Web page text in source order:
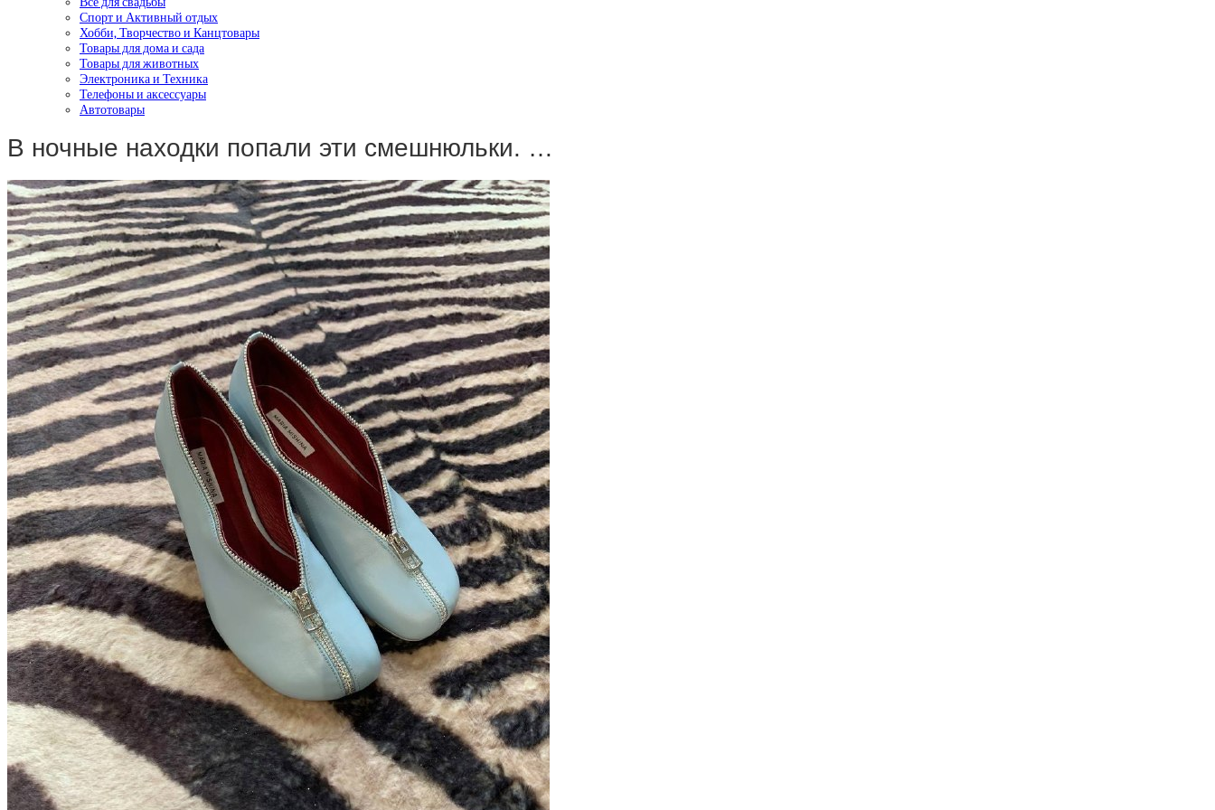
Спорт и Активный отдых
Хобби, Творчество и Канцтовары
Товары для дома и сада
Товары для животных
Электроника и Техника
Телефоны и аксессуары
Автотовары
В ночные находки попали эти смешнюльки. …